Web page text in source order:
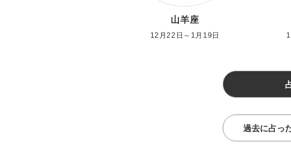
山羊座
12月22日～1月19日
過去に占っ